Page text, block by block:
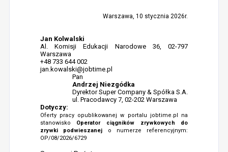
Warszawa, 10 stycznia 2026r.
Jan Kolwalski
Al. Komisji Edukacji Narodowe 36, 02-797
Warszawa
+48 733 644 002
jan.kowalski@jobtime.pl
Pan
Andrzej Niezgódka
Dyrektor Super Company & Spółka S.A.
ul. Pracodawcy 7, 02-202 Warszawa
Dotyczy:
Oferty pracy opublikowanej w portalu jobtime.pl na
stanowisko Operator ciągników zrywkowych do
zrywki podwieszanej o numerze referencyjnym:
OP/08/2026/6729